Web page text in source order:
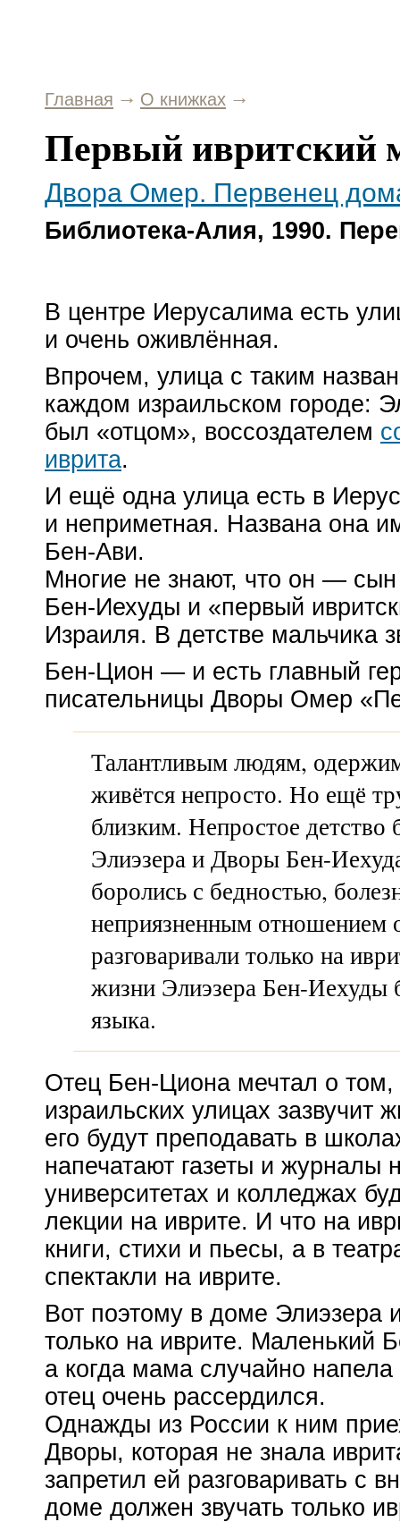
Главная О книжках
Первый ивритский
Двора Омер. Первенец
Библиотека-Алия, 1990.
В центре Иерусалима есть
и очень оживлённая.
Впрочем, улица с таким
каждом израильском городе:
был «отцом», воссоздателем
иврита.
И ещё одна улица есть в
и неприметная. Названа она
Бен-Ави.
Многие не знают, что он —
Бен-Иехуды и «первый
Израиля. В детстве мальчика
Бен-Цион — и есть главный
писательницы Дворы Омер
Талантливым людям,
живётся непросто. Но ещё
близким. Непростое
Элиэзера и ДворыБен-
боролись с бедностью,
неприязненным
разговаривали только на
жизни ЭлиэзераБен-Иехуды
языка.
Отец Бен-Циона мечтал о том,
израильских улицах зазвучит
его будут преподавать в
напечатают газеты и журналы
университетах и колледжах
лекции на иврите. И что на
книги, стихи и пьесы, а в
спектакли на иврите.
Вот поэтому в доме Элиэзера
только на иврите. Маленький
а когда мама случайно
отец очень рассердился.
Однажды из России к ним
Дворы, которая не знала
запретил ей разговаривать с
доме должен звучать только